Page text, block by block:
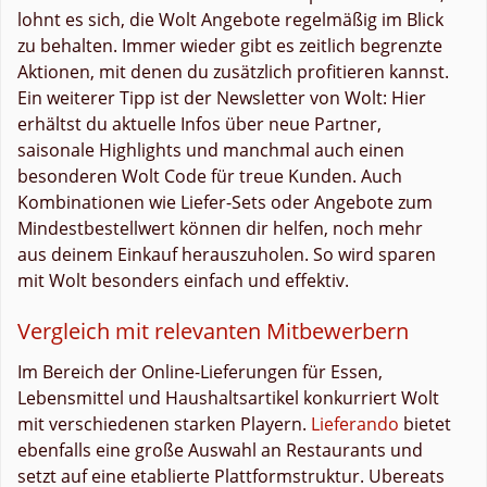
lohnt es sich, die Wolt Angebote regelmäßig im Blick
zu behalten. Immer wieder gibt es zeitlich begrenzte
Aktionen, mit denen du zusätzlich profitieren kannst.
Ein weiterer Tipp ist der Newsletter von Wolt: Hier
erhältst du aktuelle Infos über neue Partner,
saisonale Highlights und manchmal auch einen
besonderen Wolt Code für treue Kunden. Auch
Kombinationen wie Liefer-Sets oder Angebote zum
Mindestbestellwert können dir helfen, noch mehr
aus deinem Einkauf herauszuholen. So wird sparen
mit Wolt besonders einfach und effektiv.
Vergleich mit relevanten Mitbewerbern
Im Bereich der Online-Lieferungen für Essen,
Lebensmittel und Haushaltsartikel konkurriert Wolt
mit verschiedenen starken Playern. Lieferando bietet
ebenfalls eine große Auswahl an Restaurants und
setzt auf eine etablierte Plattformstruktur. Ubereats